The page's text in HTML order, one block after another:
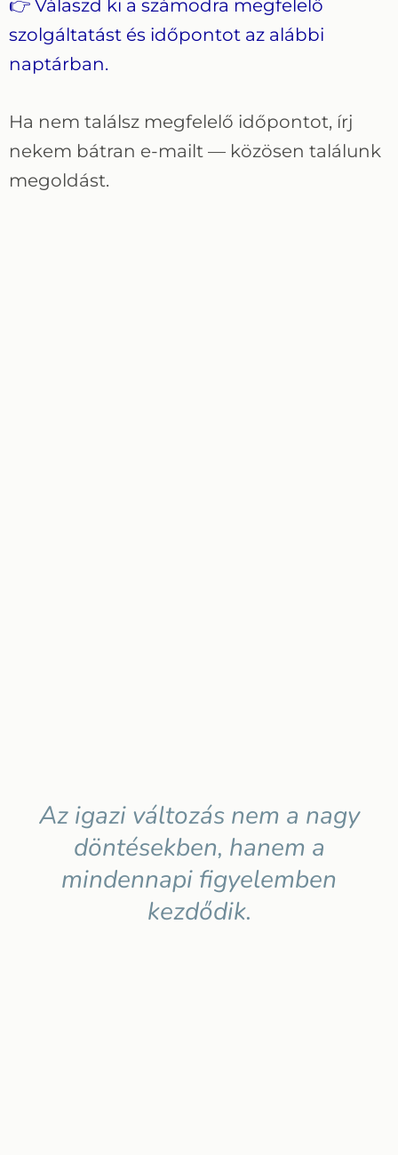
👉 Válaszd ki a számodra megfelelő
szolgáltatást és időpontot az alábbi
naptárban.
Ha nem találsz megfelelő időpontot, írj
nekem bátran e-mailt — közösen találunk
megoldást.
Az igazi változás nem a nagy
döntésekben, hanem a
mindennapi figyelemben
kezdődik.